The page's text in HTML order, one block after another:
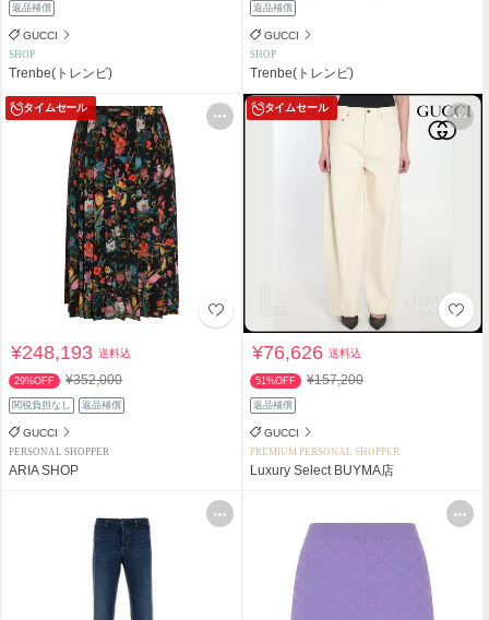
返品補償
GUCCI
SHOP
Trenbe(トレンビ)
返品補償
GUCCI
SHOP
Trenbe(トレンビ)
タイムセール
¥248,193送料込
29%OFF ¥352,000
関税負担なし 返品補償
GUCCI
PERSONAL SHOPPER
ARIA SHOP
タイムセール
¥76,626送料込
51%OFF ¥157,200
返品補償
GUCCI
PREMIUM PERSONAL SHOPPER
Luxury Select BUYMA店